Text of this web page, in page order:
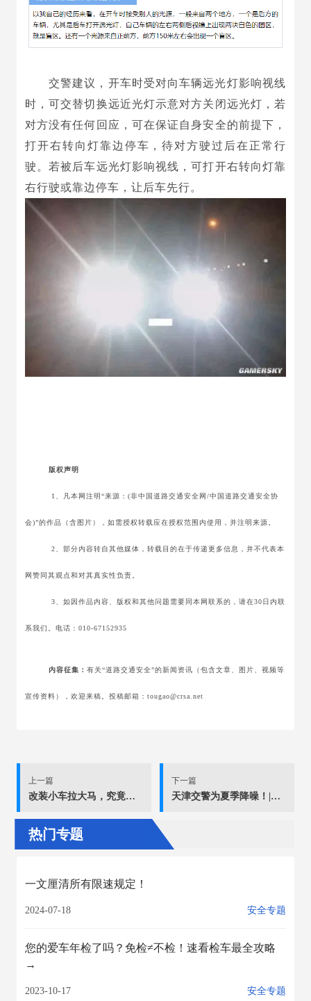
交警建议，开车时受对向车辆远光灯影响视线
时，可交替切换远近光灯示意对方关闭远光灯，若
对方没有任何回应，可在保证自身安全的前提下，
打开右转向灯靠边停车，待对方驶过后在正常行
驶。若被后车远光灯影响视线，可打开右转向灯靠
右行驶或靠边停车，让后车先行。
版权声明
1、凡本网注明“来源：(非中国道路交通安全网/中国道路交通安全协
会)”的作品（含图片），如需授权转载应在授权范围内使用，并注明来源。
2、部分内容转自其他媒体，转载目的在于传递更多信息，并不代表本
网赞同其观点和对其真实性负责。
3、如因作品内容、版权和其他问题需要同本网联系的，请在30日内联
系我们。电话：010-67152935
内容征集： 有关“道路交通安全”的新闻资讯（包含文章、图片、视频等
宣传资料），欢迎来稿。投稿邮箱：tougao@crsa.net
上一篇
改装小车拉大马，究竟是怎么一回事？
下一篇
天津交警为夏季降噪！|夏季行动
热门专题
一文厘清所有限速规定！
2024-07-18 安全专题
您的爱车年检了吗？免检≠不检！速看检车最全攻略
→
2023-10-17 安全专题